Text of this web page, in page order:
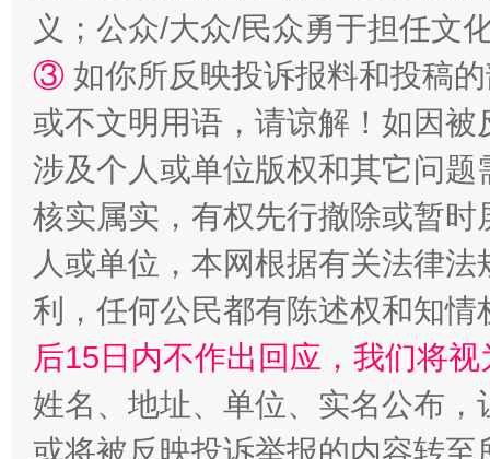
“蜀中异人”王建安的艺术幻境
完善运行机制助力责任有效落实 一纸欠
义；公众/大众/民众勇于担任文
③ 如你所反映投诉报料和投稿
或不文明用语，请谅解！如因
涉及个人或单位版权和其它问题
核实属实，有权先行撤除或暂
人或单位，本网根据有关法律
利，任何公民都有陈述权和知情
后15日内不作出回应，我们将
姓名、地址、单位、实名公布
或将被反映投诉举报的内容转